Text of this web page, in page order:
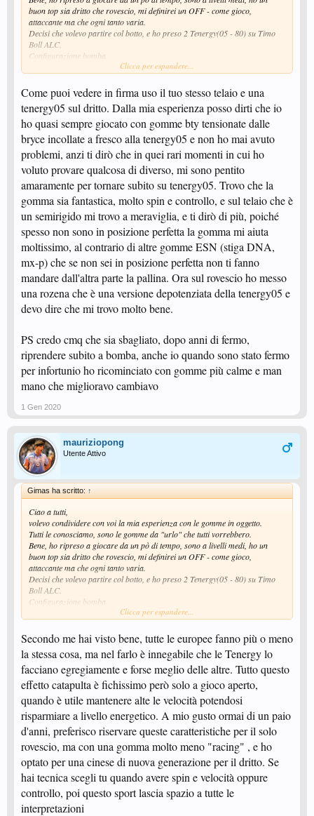
buon top sia dritto che rovescio, mi definirei un OFF - come gioco,
attaccante ma che ogni tanto varia.
Decisi che volevo partire col botto, e ho preso 2 Tenergy(05 - 80) su Timo
Boll ALC.
Configurazione bomba.
Non sono assolutamente gomme per tutti, l'effetto "molla" è una roba
incredibile. La palla schizza via, non c'è verso di controllarla. E se non si ha
una tecnica sicura e navigata, sono più le bestemmie che altro
.
Ovviamente parabole assurde e spin di un altro pianeta, quando piazzavo i
top erano cannonate.
Probabilmente per gli esperti sono il non-plus-ultra, ma da quando le ho
cambiate ho ripreso a esprimermi come vorrei.
Quindi per chi come me è a livelli medi, meglio optare per configurazioni
meno veloci ma orientate al controllo. Gomme non tensionate perdonano gli
errori e la tecnica non perfetta.
E ci si può concentrare sul proprio stile, invece che adattarsi a gomme che
sono per esperti.
Voi come la vedete? Esperienze simili?
Clicca per espandere...
Come puoi vedere in firma uso il tuo stesso telaio e una
tenergy05 sul dritto. Dalla mia esperienza posso dirti che io
ho quasi sempre giocato con gomme bty tensionate dalle
bryce incollate a fresco alla tenergy05 e non ho mai avuto
problemi, anzi ti dirò che in quei rari momenti in cui ho
voluto provare qualcosa di diverso, mi sono pentito
amaramente per tornare subito su tenergy05. Trovo che la
gomma sia fantastica, molto spin e controllo, e sul telaio che è
un semirigido mi trovo a meraviglia, e ti dirò di più, poiché
spesso non sono in posizione perfetta la gomma mi aiuta
moltissimo, al contrario di altre gomme ESN (stiga DNA,
mx-p) che se non sei in posizione perfetta non ti fanno
mandare dall'altra parte la pallina. Ora sul rovescio ho messo
una rozena che è una versione depotenziata della tenergy05 e
devo dire che mi trovo molto bene.
PS credo cmq che sia sbagliato, dopo anni di fermo,
riprendere subito a bomba, anche io quando sono stato fermo
per infortunio ho ricominciato con gomme più calme e man
mano che miglioravo cambiavo
1 Gen 2020
mauriziopong
Utente Attivo
Gimas ha scritto: ↑
Ciao a tutti,
volevo condividere con voi la mia esperienza con le gomme in oggetto.
Tutti le conosciamo, sono le gomme da "urlo" che tutti vorrebbero.
Bene, ho ripreso a giocare da un pò di tempo, sono a livelli medi, ho un
buon top sia dritto che rovescio, mi definirei un OFF - come gioco,
attaccante ma che ogni tanto varia.
Decisi che volevo partire col botto, e ho preso 2 Tenergy(05 - 80) su Timo
Boll ALC.
Configurazione bomba.
Non sono assolutamente gomme per tutti, l'effetto "molla" è una roba
incredibile. La palla schizza via, non c'è verso di controllarla. E se non si ha
una tecnica sicura e navigata, sono più le bestemmie che altro
.
Ovviamente parabole assurde e spin di un altro pianeta, quando piazzavo i
top erano cannonate.
Probabilmente per gli esperti sono il non-plus-ultra, ma da quando le ho
cambiate ho ripreso a esprimermi come vorrei.
Quindi per chi come me è a livelli medi, meglio optare per configurazioni
meno veloci ma orientate al controllo. Gomme non tensionate perdonano gli
errori e la tecnica non perfetta.
E ci si può concentrare sul proprio stile, invece che adattarsi a gomme che
sono per esperti.
Voi come la vedete? Esperienze simili?
Clicca per espandere...
Secondo me hai visto bene, tutte le europee fanno più o meno
la stessa cosa, ma nel farlo è innegabile che le Tenergy lo
facciano egregiamente e forse meglio delle altre. Tutto questo
effetto catapulta è fichissimo però solo a gioco aperto,
quando è utile mantenere alte le velocità potendosi
risparmiare a livello energetico. A mio gusto ormai di un paio
d'anni, preferisco riservare queste caratteristiche per il solo
rovescio, ma con una gomma molto meno "racing" , e ho
optato per una cinese di nuova generazione per il dritto. Se
hai tecnica scegli tu quando avere spin e velocità oppure
controllo, poi questo sport lascia spazio a tutte le
interpretazioni